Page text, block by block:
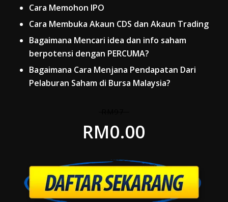
Cara Memohon IPO
Cara Membuka Akaun CDS dan Akaun Trading
Bagaimana Mencari idea dan info saham
berpotensi dengan PERCUMA?
Bagaimana Cara Menjana Pendapatan Dari
Pelaburan Saham di Bursa Malaysia?
RM0.00